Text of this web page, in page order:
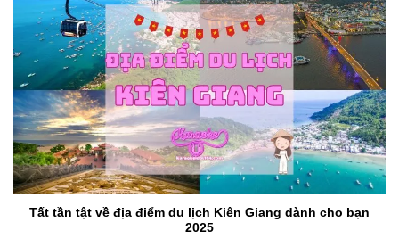
Tất tần tật về địa điểm du lịch Kiên Giang dành cho bạn
2025